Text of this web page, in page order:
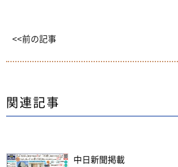
<<前の記事
関連記事
中日新聞掲載